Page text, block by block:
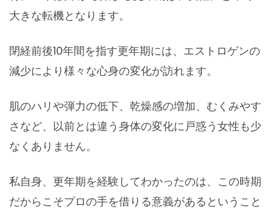
大きな転機となります。
閉経前後10年間を指す更年期には、エストロゲンの
減少により様々な心身の変化が訪れます。
肌のハリや弾力の低下、乾燥感の増加、むくみやす
さなど、以前とは違う身体の変化に戸惑う女性も少
なくありません。
私自身、更年期を経験してわかったのは、この時期
だからこそプロの手を借りる意義があるということ